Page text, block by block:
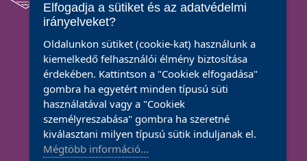
CENTRUL CULTURAL
G.M. ZAMFIRESCU
Szatmárnémeti, Transilvania sugárút 3. szám
Tel.: (004)0261768608
Elfogadja a sütiket és az adatvédelmi
irányelveket?
Oldalunkon sütiket (cookie-kat) használunk a
kiemelkedő felhasználói élmény biztosítása
érdekében. Kattintson a "Cookiek elfogadása"
gombra ha egyetért minden típusú süti
használatával vagy a "Cookiek
személyreszabása" gombra ha szeretné
kiválasztani milyen típusú sütik induljanak el.
Mégtöbb információ...